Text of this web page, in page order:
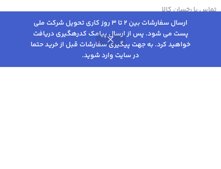
ارسال سفارشات بین 2 تا 3 روز کاری تحویل شرکت ملی
پست می شود. پس از ارسال پیامک کدرهگیری دریافت
خواهید کرد. به جهت پیگیری سفارشات قبل از خرید حتما
در سایت وارد شوید.
تماس با رخسان کالا
شرایط و قوانین خرید
المنت
بخاری کد
202,000تومان–
235,000تومان
انتخاب
0